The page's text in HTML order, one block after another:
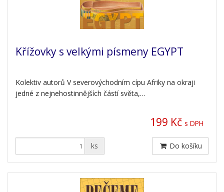
Křížovky s velkými písmeny EGYPT
Kolektiv autorů V severovýchodním cípu Afriky na okraji
jedné z nejnehostinnějších částí světa,…
199 Kč s DPH
ks Do košíku